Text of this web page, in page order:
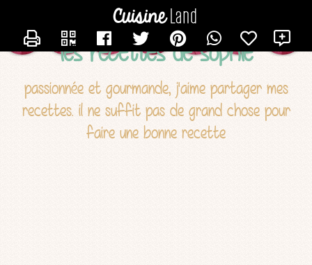
les recettes de sophie
passionnée et gourmande, j'aime partager mes
recettes. il ne suffit pas de grand chose pour
faire une bonne recette
CONTACTER TROPIC